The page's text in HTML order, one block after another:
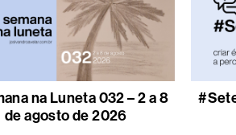
na Luneta 032 – 2 a 8
de agosto de 2026